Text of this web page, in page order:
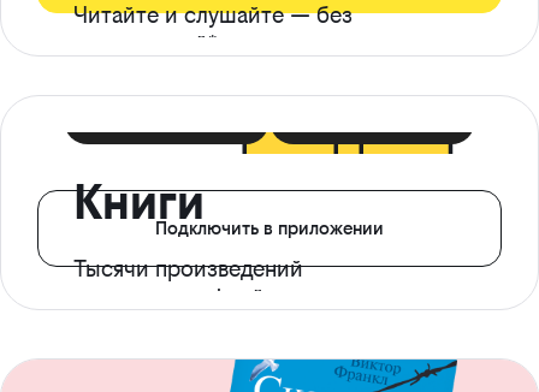
Читайте и слушайте — без
ограничений*
Книги
Тысячи произведений
с доступом офлайн
Подключить в приложении